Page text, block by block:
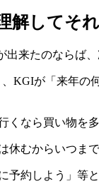
解してそ
来たのならば
KGIが「来年の
なら買い物を多
むからいつまで
約しよう」等と